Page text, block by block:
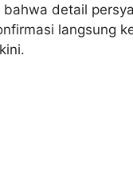
bahwa detail
langsung